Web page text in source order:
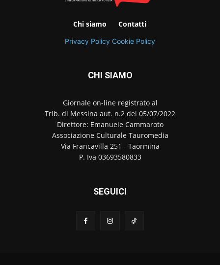
Chi siamo Contatti
Privacy Policy Cookie Policy
CHI SIAMO
Giornale on-line registrato al
Trib. di Messina aut. n.2 del 05/07/2022
Direttore: Emanuele Cammaroto
Associazione Culturale Tauromedia
Via Francavilla 251 - Taormina
P. Iva 03693580833
SEGUICI